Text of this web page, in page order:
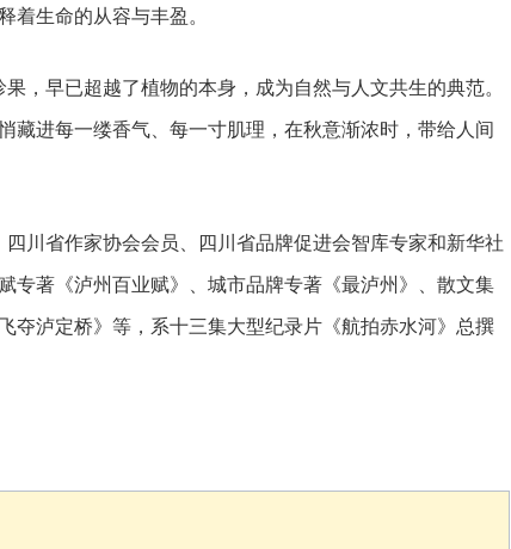
着生命的从容与丰盈。
，早已超越了植物的本身，成为自然与人文共生的典范。
藏进每一缕香气、每一寸肌理，在秋意渐浓时，带给人间
川省作家协会会员、四川省品牌促进会智库专家和新华社
专著《泸州百业赋》、城市品牌专著《最泸州》、散文集
夺泸定桥》等，系十三集大型纪录片《航拍赤水河》总撰